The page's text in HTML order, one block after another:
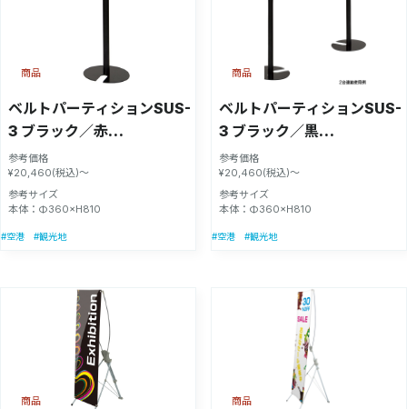
ベルトパーティションSUS-
3 ブラック／赤
H80cm【55494RED】
参考価格
¥20,460(税込)～
参考サイズ
本体：Φ360×H810
商品
#空港 #観光地
ベルトパーティションSUS-
3 ブラック／黒
H80cm【55494BLK】
参考価格
¥20,460(税込)～
参考サイズ
本体：Φ360×H810
商品
#空港 #観光地
商品 商品